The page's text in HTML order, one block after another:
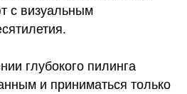
с визуальным
глубокого пилинга
и приниматься только